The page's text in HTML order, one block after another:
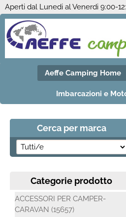
Aperti dal Lunedi al Venerdi 9:00-
Aeffe Camping Home
Imbarcazioni e
Cerca per marca
Categorie prodotto
ACCESSORI PER CAMPER-
CARAVAN (15657)